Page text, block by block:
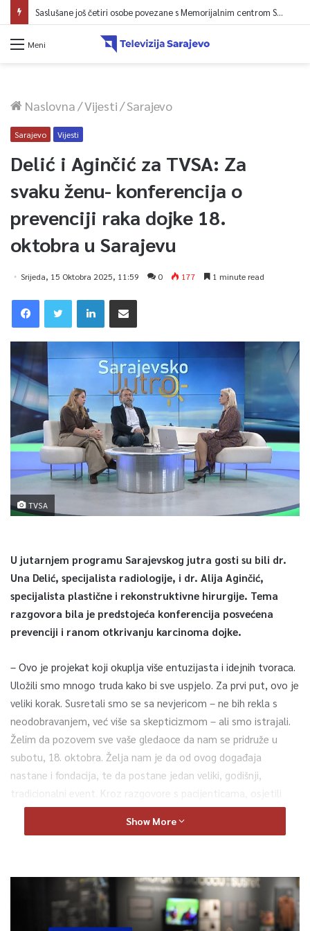
Juli donio rast turističkog prometa u KS – Više od 112 hiljada gostiju i 241 hiljada noćenja
Meni
Naslovna/Vijesti/Sarajevo
Sarajevo Vijesti
Delić i Aginčić za TVSA: Za
svaku ženu- konferencija o
prevenciji raka dojke 18.
oktobra u Sarajevu
Srijeda, 15 Oktobra 2025, 11:59 0 177 1 minute read
TVSA
U jutarnjem programu Sarajevskog jutra gosti su bili dr.
Una Delić, specijalista radiologije, i dr. Alija Aginčić,
specijalista plastične i rekonstruktivne hirurgije. Tema
razgovora bila je predstojeća konferencija posvećena
prevenciji i ranom otkrivanju karcinoma dojke.
– Ovo je projekat koji okuplja više entuzijasta i idejnih tvoraca.
Uložili smo mnogo truda kako bi sve uspjelo. Za prvi put, ovo je
veliki korak. Susretali smo se sa nevjericom – ne bih rekla s
neodobravanjem, već više sa skepticizmom – ali smo istrajali.
Želim da pozovem sve vaše gledaoce da nam se pridruže u
subotu, 18. oktobra. Želja nam je da od ovog događaja
nastane i fondacija, te da postane jedan veliki, godišnji,
tradicionalni event. Kroz razgovore s pacijenticama, osjetili
smo potrebu da otvorimo teme o kojima žene često nemaju
priliku da govore, niti da čuju odgovore na svoja pitanja –
Dr. Aginčić je naglasio važnost podrške:
– Naša mala klinika je uvijek prisutna kada su ovakve ideje u
Show More